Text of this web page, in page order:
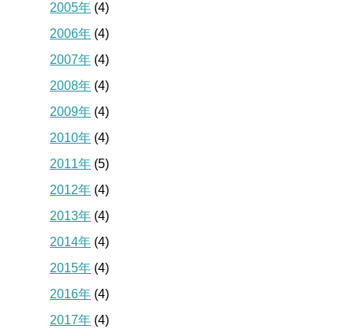
2005年 (4)
2006年 (4)
2007年 (4)
2008年 (4)
2009年 (4)
2010年 (4)
2011年 (5)
2012年 (4)
2013年 (4)
2014年 (4)
2015年 (4)
2016年 (4)
2017年 (4)